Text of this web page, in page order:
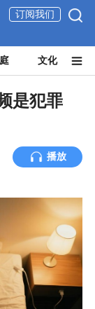
订阅我们
文化
是犯罪
播放